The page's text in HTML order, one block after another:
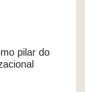
pilar do